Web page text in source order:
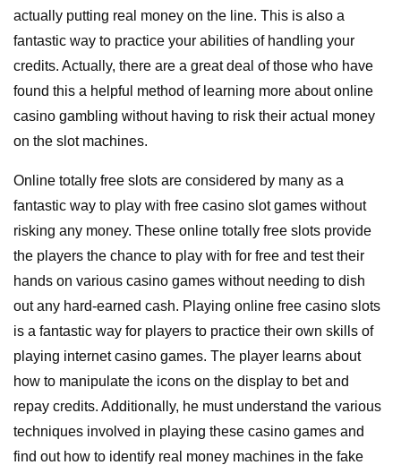
actually putting real money on the line. This is also a
fantastic way to practice your abilities of handling your
credits. Actually, there are a great deal of those who have
found this a helpful method of learning more about online
casino gambling without having to risk their actual money
on the slot machines.
Online totally free slots are considered by many as a
fantastic way to play with free casino slot games without
risking any money. These online totally free slots provide
the players the chance to play with for free and test their
hands on various casino games without needing to dish
out any hard-earned cash. Playing online free casino slots
is a fantastic way for players to practice their own skills of
playing internet casino games. The player learns about
how to manipulate the icons on the display to bet and
repay credits. Additionally, he must understand the various
techniques involved in playing these casino games and
find out how to identify real money machines in the fake